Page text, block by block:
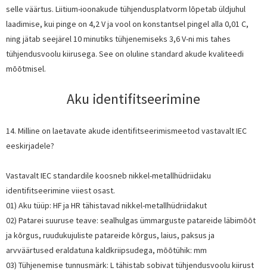
selle väärtus. Liitium-ioonakude tühjendusplatvorm lõpetab üldjuhul
laadimise, kui pinge on 4,2 V ja vool on konstantsel pingel alla 0,01 C,
ning jätab seejärel 10 minutiks tühjenemiseks 3,6 V-ni mis tahes
tühjendusvoolu kiirusega. See on oluline standard akude kvaliteedi
mõõtmisel.
Aku identifitseerimine
14. Milline on laetavate akude identifitseerimismeetod vastavalt IEC
eeskirjadele?
Vastavalt IEC standardile koosneb nikkel-metallhüdriidaku
identifitseerimine viiest osast.
01) Aku tüüp: HF ja HR tähistavad nikkel-metallhüdriidakut
02) Patarei suuruse teave: sealhulgas ümmarguste patareide läbimõõt
ja kõrgus, ruudukujuliste patareide kõrgus, laius, paksus ja
arvväärtused eraldatuna kaldkriipsudega, mõõtühik: mm
03) Tühjenemise tunnusmärk: L tähistab sobivat tühjendusvoolu kiirust